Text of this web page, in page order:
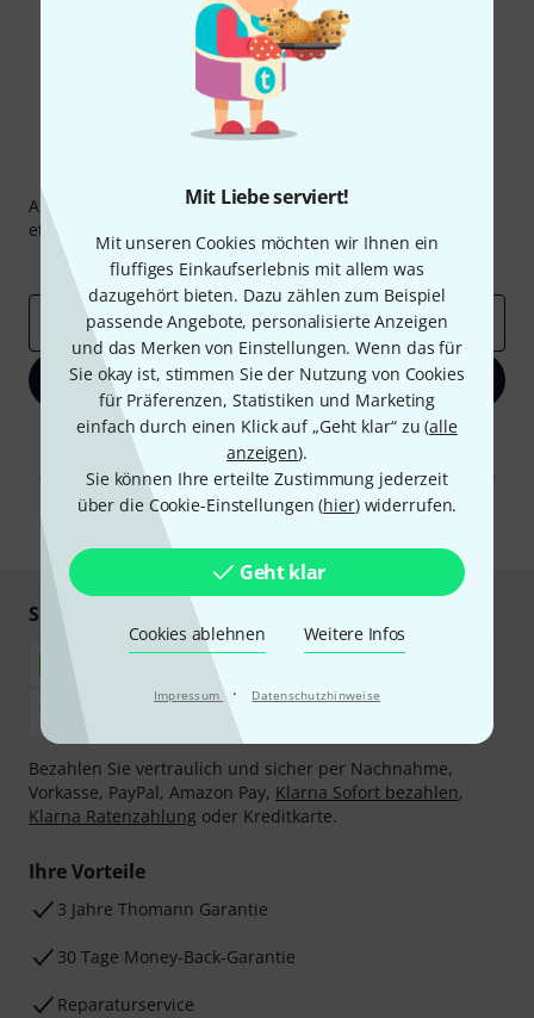
Mit Liebe serviert!
Mit unseren Cookies möchten wir Ihnen ein
fluffiges Einkaufserlebnis mit allem was
dazugehört bieten. Dazu zählen zum Beispiel
passende Angebote, personalisierte Anzeigen
und das Merken von Einstellungen. Wenn das für
Sie okay ist, stimmen Sie der Nutzung von Cookies
für Präferenzen, Statistiken und Marketing
einfach durch einen Klick auf „Geht klar“ zu (alle
anzeigen).
Sie können Ihre erteilte Zustimmung jederzeit
über die Cookie-Einstellungen (hier) widerrufen.
Geht klar
Cookies ablehnen Weitere Infos
Impressum · Datenschutzhinweise
Abonniere den Thomann Newsletter und gewinne mit
etwas Glück einen von
Inspirierende Beiträge
Deals Thomann Insights
E-Mail-Adresse*
Jetzt anmelden
Mit Klick auf „Jetzt anmelden“ stimmen Sie dem Erhalt von E-Mail-
Werbung und einer Messung des E-Mail-Nutzungsverhaltens zu. Die
Abmeldung ist jederzeit möglich. Weitere Informationen finden Sie in
unseren Datenschutzhinweisen.
Sicher einkaufen & bezahlen
Bezahlen Sie vertraulich und sicher per Nachnahme,
Vorkasse, PayPal, Amazon Pay, Klarna Sofort bezahlen,
Klarna Ratenzahlung oder Kreditkarte.
Ihre Vorteile
3 Jahre Thomann Garantie
30 Tage Money-Back-Garantie
Reparaturservice